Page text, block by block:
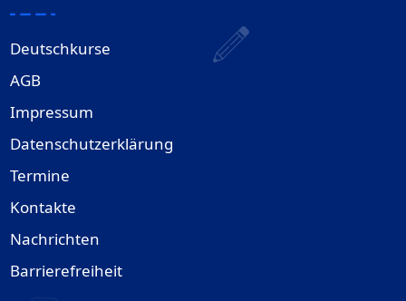
Deutschkurse
AGB
Impressum
Datenschutzerklärung
Termine
Kontakte
Nachrichten
Barrierefreiheit